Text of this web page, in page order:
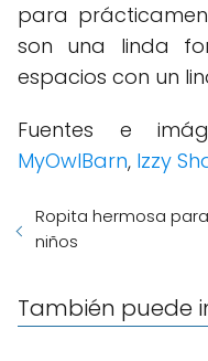
para
son una linda
espacios con un
Fuentes e
MyOwlBarn, Izzy
Ropita hermosa para
niños
También puede